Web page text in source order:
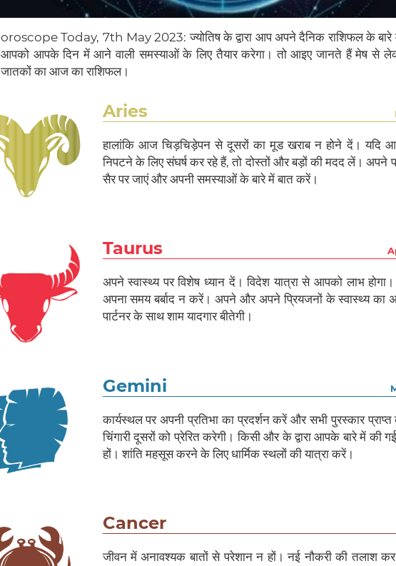
oroscope Today, 7th May 2023: ज्योतिष के द्वारा आप अपने दैनिक राशिफल के
आपको आपके दिन में आने वाली समस्याओं के लिए तैयार करेगा। तो आइए जानते हैं मेष से
जातकों का आज का राशिफल।
Aries
हालांकि आज चिड़चिड़ेपन से दूसरों का मूड खराब न होने दें।
निपटने के लिए संघर्ष कर रहे हैं, तो दोस्तों और बड़ों की मदद लें। अपने
सैर पर जाएं और अपनी समस्याओं के बारे में बात करें।
Taurus
अपने स्वास्थ्य पर विशेष ध्यान दें। विदेश यात्रा से आपको लाभ होगा।
अपना समय बर्बाद न करें। अपने और अपने प्रियजनों के स्वास्थ्य का
पार्टनर के साथ शाम यादगार बीतेगी।
Gemini
कार्यस्थल पर अपनी प्रतिभा का प्रदर्शन करें और सभी पुरस्कार
चिंगारी दूसरों को प्रेरित करेगी। किसी और के द्वारा आपके बारे में की
हों। शांति महसूस करने के लिए धार्मिक स्थलों की यात्रा करें।
Cancer
जीवन में अनावश्यक बातों से परेशान न हों। नई नौकरी की तलाश कर